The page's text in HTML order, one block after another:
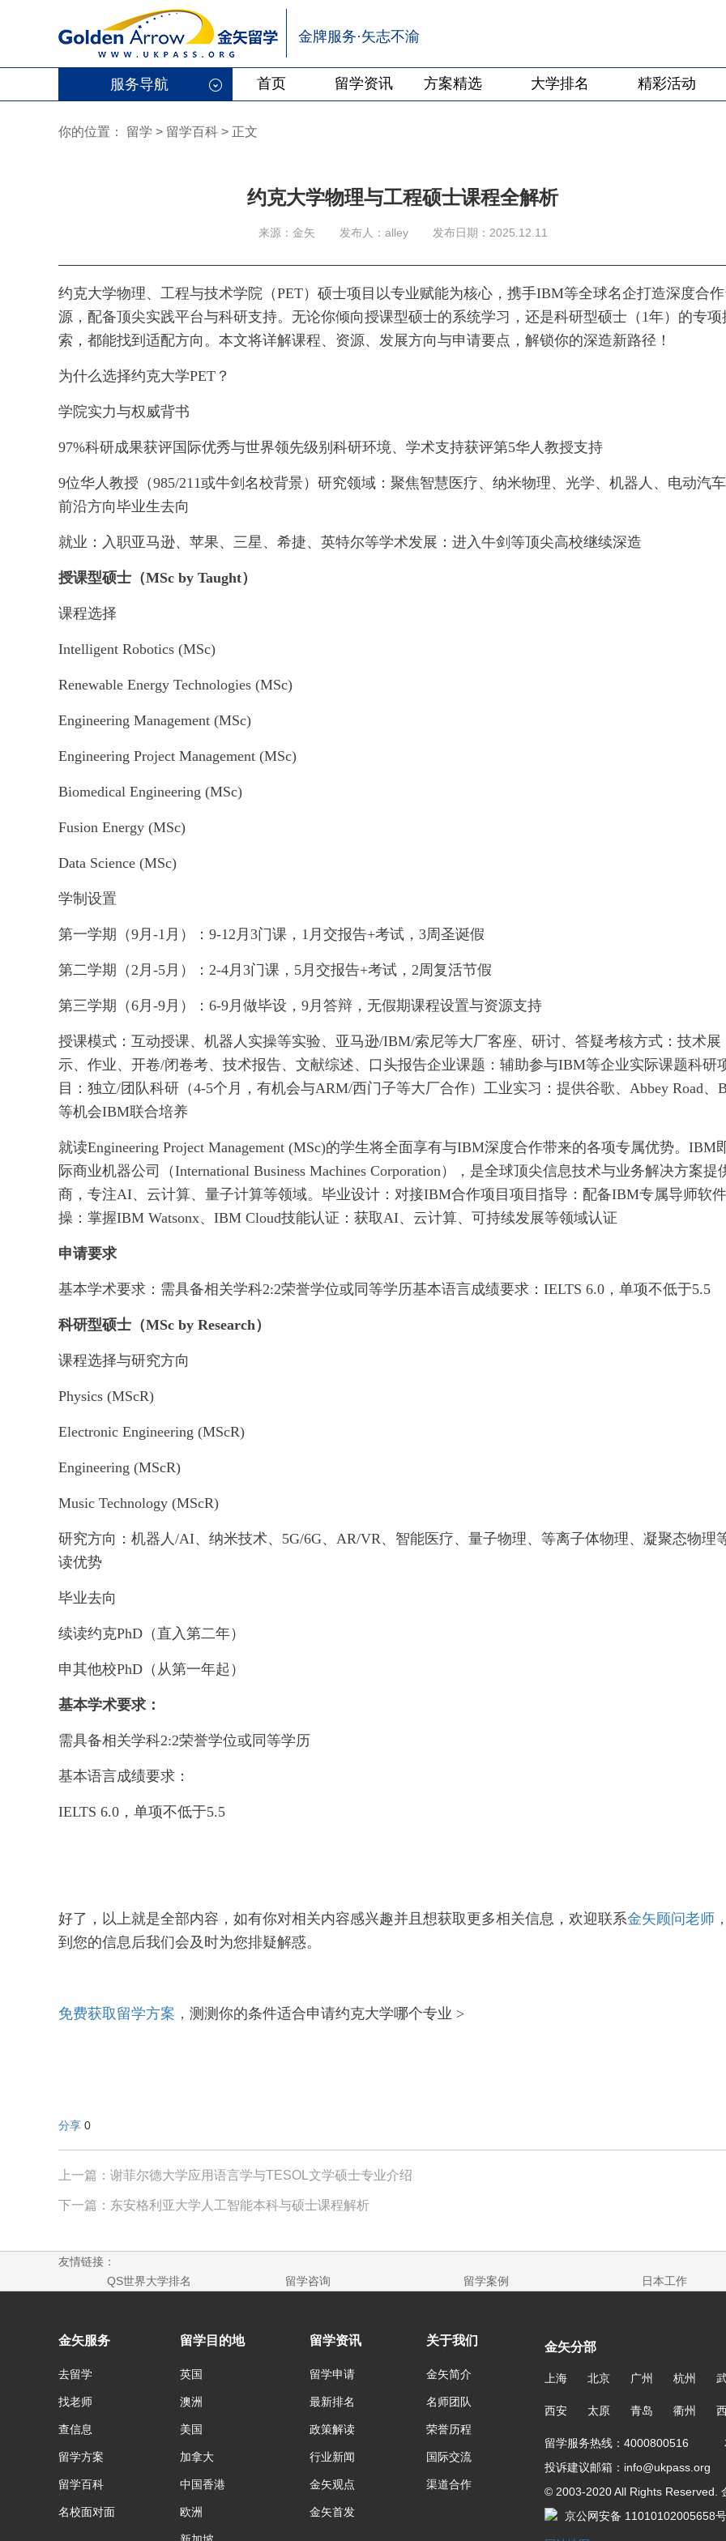
金牌服务·矢志不渝
服务导航 首页 留学资讯 方案精选 大学排名 精彩活动
你的位置： 留学 > 留学百科 > 正文
约克大学物理与工程硕士课程全解析
来源：金矢 发布人：alley 发布日期：2025.12.11
约克大学物理、工程与技术学院（PET）硕士项目以专业赋能为核心，携手IBM等全球名企打造深度合
源，配备顶尖实践平台与科研支持。无论你倾向授课型硕士的系统学习，还是科研型硕士（1年）的专项
索，都能找到适配方向。本文将详解课程、资源、发展方向与申请要点，解锁你的深造新路径！
为什么选择约克大学PET？
学院实力与权威背书
97%科研成果获评国际优秀与世界领先级别科研环境、学术支持获评第5华人教授支持
9位华人教授（985/211或牛剑名校背景）研究领域：聚焦智慧医疗、纳米物理、光学、机器人、电动汽
前沿方向毕业生去向
就业：入职亚马逊、苹果、三星、希捷、英特尔等学术发展：进入牛剑等顶尖高校继续深造
授课型硕士（MSc by Taught）
课程选择
Intelligent Robotics (MSc)
Renewable Energy Technologies (MSc)
Engineering Management (MSc)
Engineering Project Management (MSc)
Biomedical Engineering (MSc)
Fusion Energy (MSc)
Data Science (MSc)
学制设置
第一学期（9月-1月）：9-12月3门课，1月交报告+考试，3周圣诞假
第二学期（2月-5月）：2-4月3门课，5月交报告+考试，2周复活节假
第三学期（6月-9月）：6-9月做毕设，9月答辩，无假期课程设置与资源支持
授课模式：互动授课、机器人实操等实验、亚马逊/IBM/索尼等大厂客座、研讨、答疑考核方式：技术展
示、作业、开卷/闭卷考、技术报告、文献综述、口头报告企业课题：辅助参与IBM等企业实际课题科研
目：独立/团队科研（4-5个月，有机会与ARM/西门子等大厂合作）工业实习：提供谷歌、Abbey Road、
等机会IBM联合培养
就读Engineering Project Management (MSc)的学生将全面享有与IBM深度合作带来的各项专属优势。IBM
际商业机器公司（International Business Machines Corporation），是全球顶尖信息技术与业务解决方案提
商，专注AI、云计算、量子计算等领域。毕业设计：对接IBM合作项目项目指导：配备IBM专属导师软
操：掌握IBM Watsonx、IBM Cloud技能认证：获取AI、云计算、可持续发展等领域认证
申请要求
基本学术要求：需具备相关学科2:2荣誉学位或同等学历基本语言成绩要求：IELTS 6.0，单项不低于5.5
科研型硕士（MSc by Research）
课程选择与研究方向
Physics (MScR)
Electronic Engineering (MScR)
Engineering (MScR)
Music Technology (MScR)
研究方向：机器人/AI、纳米技术、5G/6G、AR/VR、智能医疗、量子物理、等离子体物理、凝聚态物理
读优势
毕业去向
续读约克PhD（直入第二年）
申其他校PhD（从第一年起）
基本学术要求：
需具备相关学科2:2荣誉学位或同等学历
基本语言成绩要求：
IELTS 6.0，单项不低于5.5
好了，以上就是全部内容，如有你对相关内容感兴趣并且想获取更多相关信息，欢迎联系金矢顾问老师
到您的信息后我们会及时为您排疑解惑。
免费获取留学方案 ， 测测你的条件适合申请约克大学哪个专业 >
分享 0
上一篇：谢菲尔德大学应用语言学与TESOL文学硕士专业介绍
下一篇：东安格利亚大学人工智能本科与硕士课程解析
友情链接：
QS世界大学排名
留学咨询 留学案例 日本工作
金矢服务
去留学
找老师
查信息
留学方案
留学百科
名校面对面
留学目的地
英国
澳洲
美国
加拿大
中国香港
欧洲
留学资讯
留学申请
最新排名
政策解读
行业新闻
金矢观点
金矢首发
关于我们
金矢简介
名师团队
荣誉历程
国际交流
渠道合作
金矢分部
上海 北京 广州 杭州
西安 太原 青岛 衢州
留学服务热线：4000800516
投诉建议邮箱：info@ukpass.org
© 2003-2020 All Rights Reserved.
京公网安备 11010102005658号